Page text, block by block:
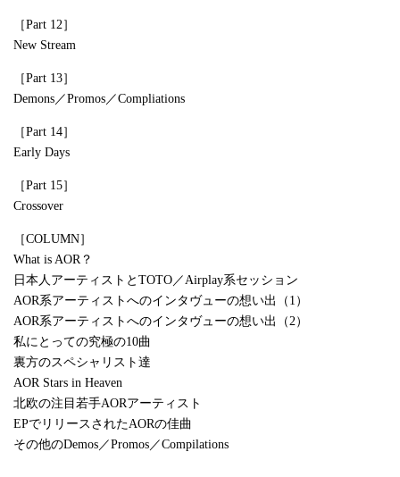
［Part 12］
New Stream
［Part 13］
Demons／Promos／Compliations
［Part 14］
Early Days
［Part 15］
Crossover
［COLUMN］
What is AOR？
日本人アーティストとTOTO／Airplay系セッション
AOR系アーティストへのインタヴューの想い出（1）
AOR系アーティストへのインタヴューの想い出（2）
私にとっての究極の10曲
裏方のスペシャリスト達
AOR Stars in Heaven
北欧の注目若手AORアーティスト
EPでリリースされたAORの佳曲
その他のDemos／Promos／Compilations